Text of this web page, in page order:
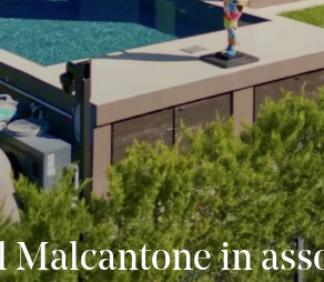
Malcantone in